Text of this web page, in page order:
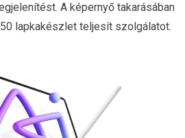
A képernyő takarásában
lapkakészlet teljesít szolgálatot.